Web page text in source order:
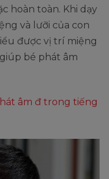
hoàn toàn. Khi dạy
và lưỡi của con
được vị trí miệng
bé phát âm
âm đ trong tiếng